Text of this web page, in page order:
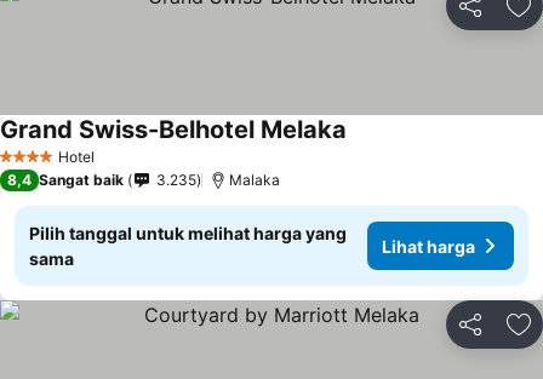
Bagikan
4 BintangHotel
Grand Swiss-Belhotel Melaka
8,4 Sangat baik 3.235 Malaka
Pilih tanggal untuk melihat harga yang
sama
Lihat harga
Bagikan